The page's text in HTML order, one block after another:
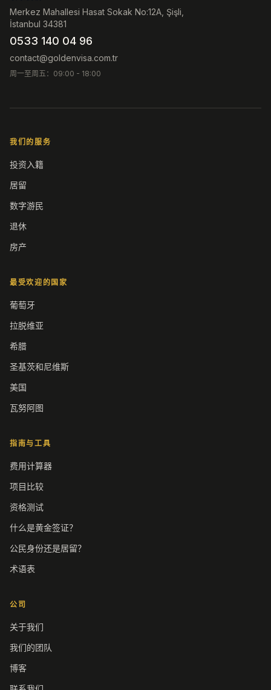
Merkez Mahallesi Hasat Sokak No:12A, Şişli,
İstanbul 34381
0533 140 04 96
contact@goldenvisa.com.tr
周一至周五：09:00 - 18:00
我们的服务
投资入籍
居留
数字游民
退休
房产
最受欢迎的国家
葡萄牙
拉脱维亚
希腊
圣基茨和尼维斯
美国
瓦努阿图
指南与工具
费用计算器
项目比较
资格测试
什么是黄金签证？
公民身份还是居留？
术语表
公司
关于我们
我们的团队
博客